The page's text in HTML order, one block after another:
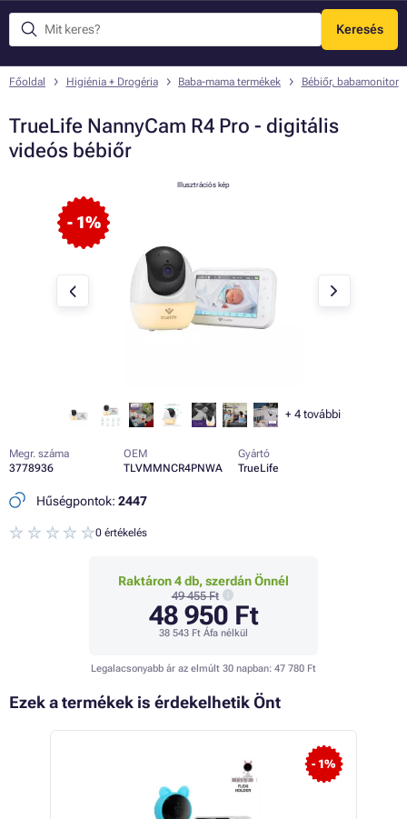
Keresés
Menü
Főoldal Higiénia + Drogéria Baba-mama termékek Bébiőr, babamonitor
TrueLife NannyCam R4 Pro - digitális
videós bébiőr
- 1%
Illusztrációs kép
+ 4további
Megr. száma
3778936
OEM
TLVMMNCR4PNWA
Gyártó
TrueLife
Hűségpontok: 2447
0 értékelés
Raktáron 4 db, szerdán Önnél
49 455 Ft
48 950 Ft
38 543 Ft Áfa nélkül
Legalacsonyabb ár az elmúlt 30 napban: 47 780 Ft
Ezek a termékek is érdekelhetik Önt
- 1%